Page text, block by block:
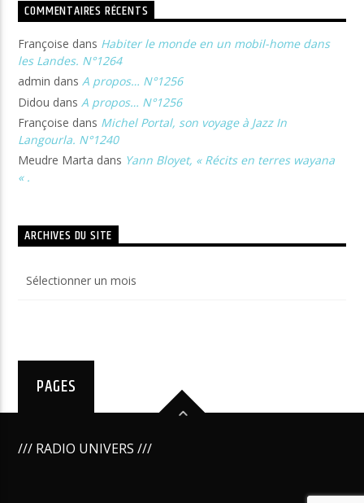
COMMENTAIRES RÉCENTS
Françoise dans Habiter le monde en un mobil-home dans
les Landes. N°1264
admin dansA propos… N°1256
Didou dans A propos… N°1256
Françoise dans Michel Portal, son voyage à Jazz In
Langourla. N°1240
Meudre Marta dans Yann Bloyet, « Récits en terres wayana
« .
ARCHIVES DU SITE
du
PAGES
/// RADIO UNIVERS ///